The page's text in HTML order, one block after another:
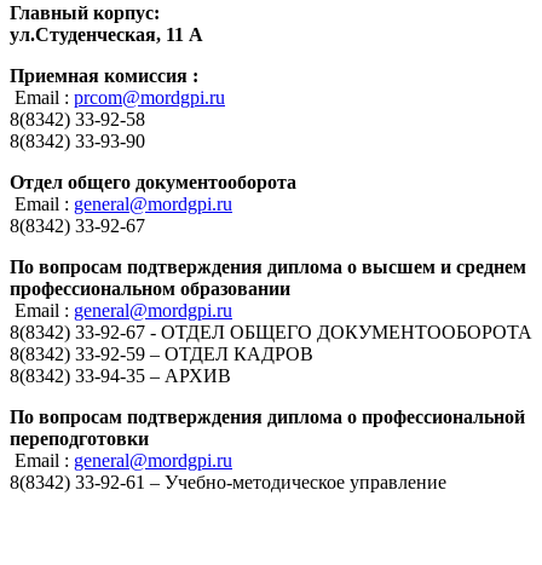
Главный корпус:
ул.Студенческая, 11 А
Приемная комиссия :
Email : prcom@mordgpi.ru
8(8342) 33-92-58
8(8342) 33-93-90
Отдел общего документооборота
Email : general@mordgpi.ru
8(8342) 33-92-67
По вопросам подтверждения диплома о высшем и среднем
профессиональном образовании
Email : general@mordgpi.ru
8(8342) 33-92-67 - ОТДЕЛ ОБЩЕГО ДОКУМЕНТООБОРОТА
8(8342) 33-92-59 – ОТДЕЛ КАДРОВ
8(8342) 33-94-35 – АРХИВ
По вопросам подтверждения диплома о профессиональной
переподготовки
Email : general@mordgpi.ru
8(8342) 33-92-61 – Учебно-методическое управление